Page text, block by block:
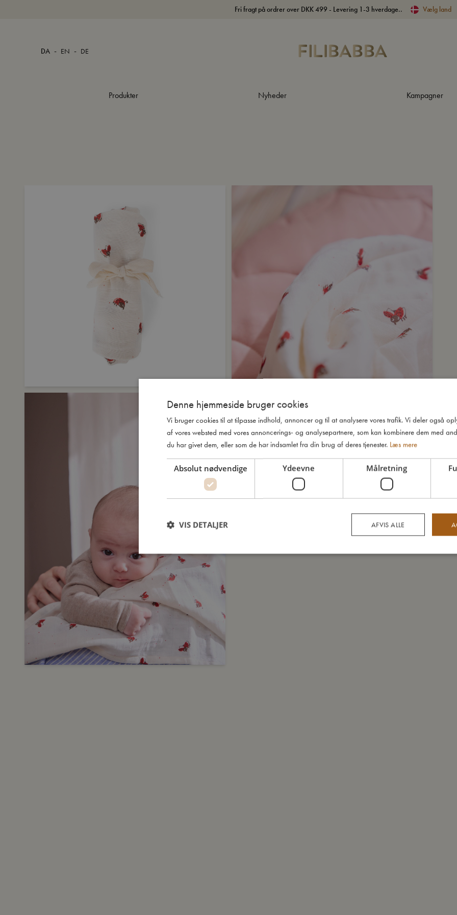
Fri fragt på ordrer over DKK 499 - Levering 1-3 hverdage.. Vælg land
DA - EN - DE
Produkter Nyheder Kampagner
Denne hjemmeside bruger cookies
Vi bruger cookies til at tilpasse indhold, annoncer og til at analysere vores trafik. Vi deler også
af vores websted med vores annoncerings- og analysepartnere, som kan kombinere dem med
du har givet dem, eller som de har indsamlet fra din brug af deres tjenester. Læs mere
Absolut nødvendige Ydeevne Målretning
AFVIS ALLE
VIS DETALJER